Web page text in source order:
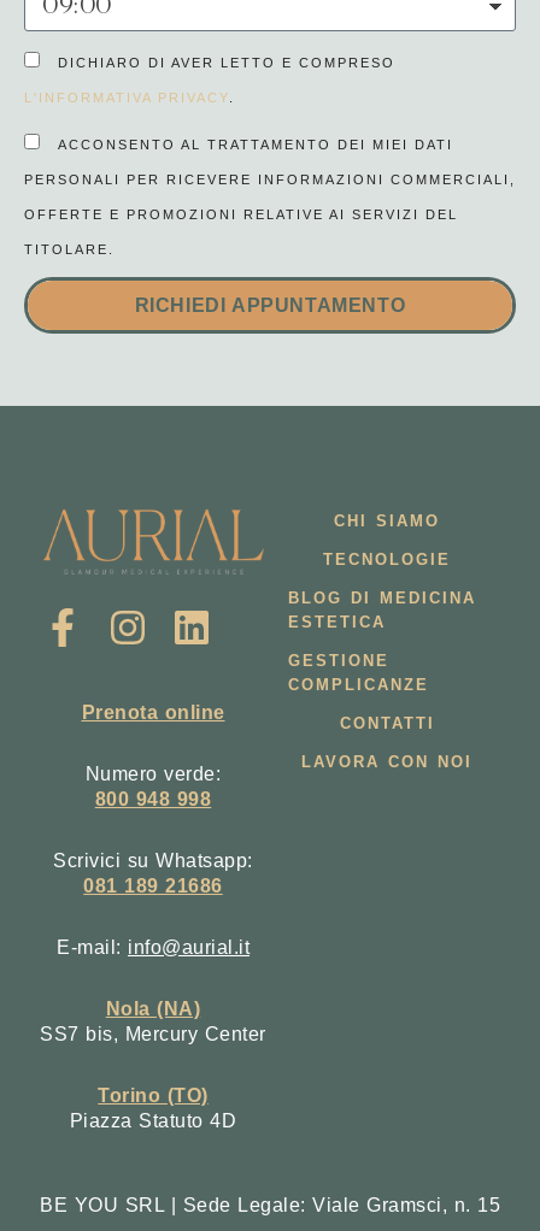
DICHIARO DI AVER LETTO E COMPRESO
L'INFORMATIVA PRIVACY
ACCONSENTO AL TRATTAMENTO DEI MIEI DATI
PERSONALI PER RICEVERE INFORMAZIONI COMMERCIALI,
OFFERTE E PROMOZIONI RELATIVE AI SERVIZI DEL
TITOLARE.
RICHIEDI APPUNTAMENTO
Prenota online
Numero verde:
800 948 998
Scrivici su Whatsapp:
081 189 21686
E-mail: info@aurial.it
Nola (NA)
SS7 bis, Mercury Center
Torino (TO)
Piazza Statuto 4D
CHI SIAMO
TECNOLOGIE
BLOG DI MEDICINA
ESTETICA
GESTIONE
COMPLICANZE
CONTATTI
LAVORA CON NOI
BE YOU SRL | Sede Legale: Viale Gramsci, n. 15